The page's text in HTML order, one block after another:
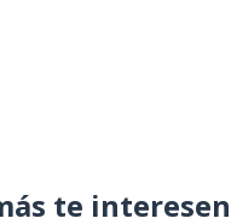
te interesen